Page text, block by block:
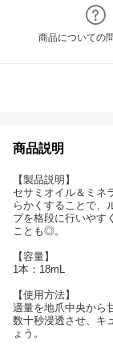
商品についての
商品説明
【製品説明】
セサミオイル＆ミネ
らかくすることで、
プを格段に行いやす
ことも◎。
【容量】
1本：18mL
【使用方法】
適量を地爪中央から
数十秒浸透させ、キ
ょう。